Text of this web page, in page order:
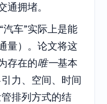
通拥堵。
汽车”实际上是能
量）。论文将这
存在的 唯一基本
力、空间、时间
排列方式的结